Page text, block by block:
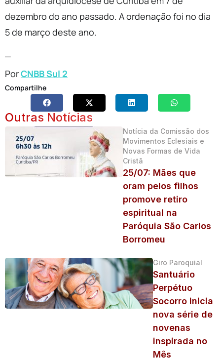
dezembro do ano passado. A ordenação foi no dia
5 de março deste ano.
PorCNBB Sul 2
Compartilhe
Outras Notícias
Notícia da Comissão dos
Movimentos Eclesiais e
Novas Formas de Vida
Cristã
25/07: Mães que
oram pelos filhos
promove retiro
espiritual na
Paróquia São Carlos
Borromeu
Giro Paroquial
Santuário
Perpétuo
Socorro inicia
nova série de
novenas
inspirada no
Mês